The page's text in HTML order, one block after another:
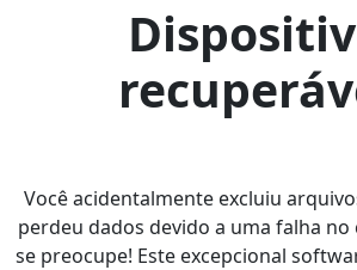
Você acidentalmente excluiu
perdeu dados devido a uma falha
se preocupe! Este excepcional